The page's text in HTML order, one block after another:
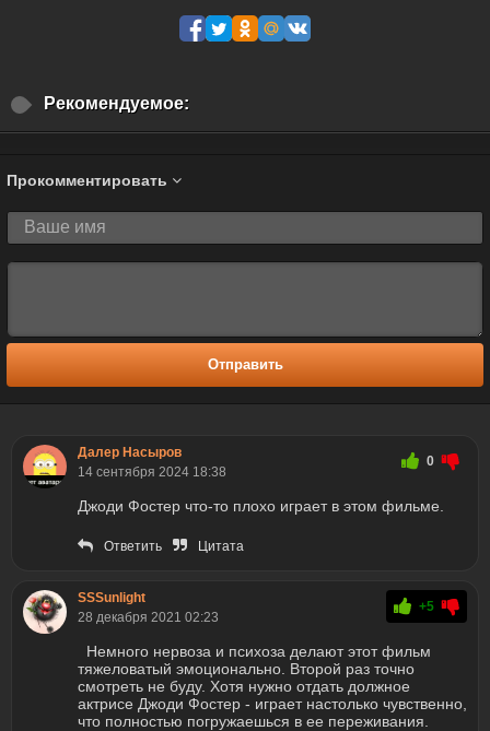
Рекомендуемое:
Прокомментировать
Отправить
Далер Насыров
14 сентября 2024 18:38
0
Джоди Фостер что-то плохо играет в этом фильме.
Ответить Цитата
SSSunlight
28 декабря 2021 02:23
+5
Немного нервоза и психоза делают этот фильм
тяжеловатый эмоционально. Второй раз точно
смотреть не буду. Хотя нужно отдать должное
актрисе Джоди Фостер - играет настолько чувственно,
что полностью погружаешься в ее переживания.